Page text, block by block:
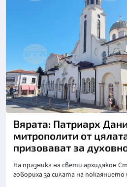
Вярата: Патриарх
митрополити от
призовават за
На празника на свети архидякон
говориха за силата на